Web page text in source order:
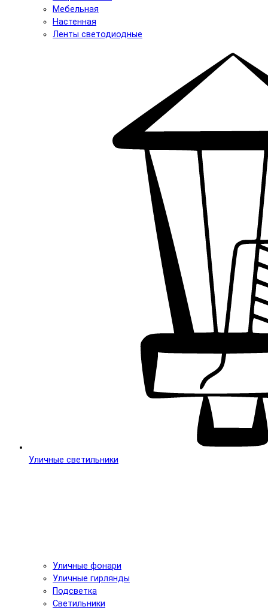
Мебельная
Настенная
Ленты светодиодные
Уличные светильники
Уличные фонари
Уличные гирлянды
Подсветка
Светильники